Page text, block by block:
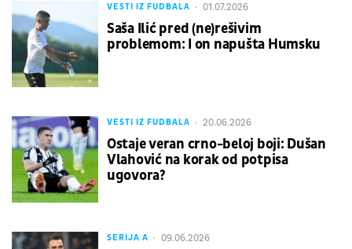
VESTI IZ FUDBALA 01.07.2026
Saša Ilić pred (ne)rešivim
problemom: I on napušta Humsku
VESTI IZ FUDBALA 20.06.2026
Ostaje veran crno-beloj boji: Dušan
Vlahović na korak od potpisa
ugovora?
SERIJA A 09.06.2026